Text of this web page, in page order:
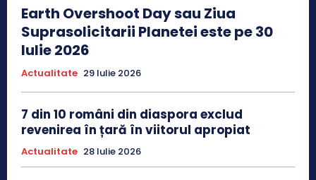
Earth Overshoot Day sau Ziua
Suprasolicitarii Planetei este pe 30
Iulie 2026
Actualitate 29 Iulie 2026
7 din 10 români din diaspora exclud
revenirea în țară în viitorul apropiat
Actualitate 28 Iulie 2026